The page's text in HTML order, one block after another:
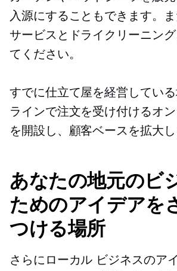
入源にすることもできます。
サービスとドライクリーニン
てください。
すでに仕立て屋を経営してい
ラインで注文を受け付けるオ
を開設し、顧客ベースを拡大し
あなたの地元のビ
ためのアイデアを
つける場所
さらにローカル ビジネスのア